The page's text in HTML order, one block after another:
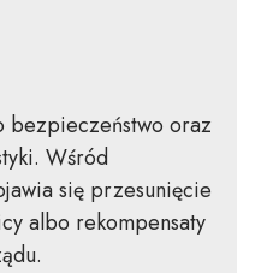
bezpieczeństwo oraz
Wśród
się przesunięcie
albo rekompensaty